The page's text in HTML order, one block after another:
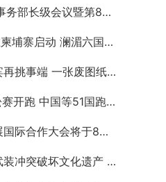
第23届东盟公共服务事务部长级会议暨第8届东盟与中日韩公共服务事务部长级会议在柬埔寨暹粒开幕
“澜湄和平之舟”项目在柬埔寨启动 澜湄六国青年共话和平与发展
中国央视新闻：菲律宾再挑事端 一张废图纸划不走中国黄岩岛
第11届吴哥国际马拉松赛开跑 中国等51国跑者齐聚暹粒
柬埔寨农业高质量发展国际合作大会将于8月20日举行
世界遗产委员会谴责武装冲突破坏文化遗产 柬埔寨呼吁依法追责并加强国际合作